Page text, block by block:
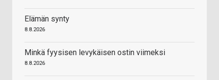
Elämän synty
8.8.2026
Minkä fyysisen levykäisen ostin viimeksi
8.8.2026